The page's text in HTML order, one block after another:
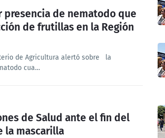
presencia de nematodo que
de frutillas en la Región
de Agricultura alertó sobre la
cua…
de Salud ante el fin del
la mascarilla